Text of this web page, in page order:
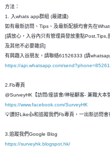
方法：
1. 入whats app群組 (最建議)
如有最新訪問、Tips、及最新配額均會先在
[請放心，入谷內只有管理員發放重點
及其他不必要雜訊]
有興趣入谷朋友，請聯絡61526333 (請
https://api.whatsapp.com/
2.Fb專頁
@SurveyHK【訪問/座談會/神秘顧客- 兼職大本
https://www.facebook.com/SurveyHK
💡讚好Like👍和追蹤我們Fb專頁，一出新訪問會
3.追蹤我們Google Blog
https://surveyhk.blogspot.hk/